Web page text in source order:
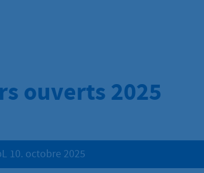
ouverts 2025
10. octobre 2025